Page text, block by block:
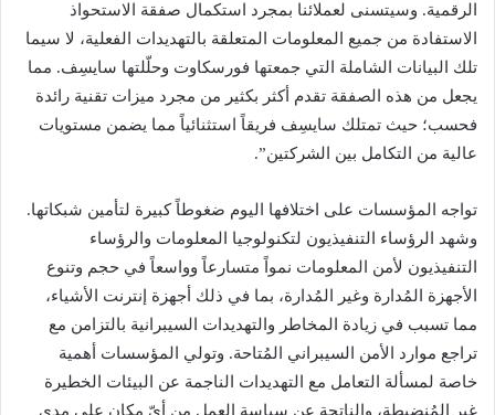
الرقمية. وسيتسنى لعملائنا بمجرد استكمال صفقة الاستحواذ
الاستفادة من جميع المعلومات المتعلقة بالتهديدات الفعلية، لا سيما
تلك البيانات الشاملة التي جمعتها فورسكاوت وحلّلتها سايسِف. مما
يجعل من هذه الصفقة تقدم أكثر بكثير من مجرد ميزات تقنية رائدة
فحسب؛ حيث تمتلك سايسِف فريقاً استثنائياً مما يضمن مستويات
عالية من التكامل بين الشركتين”.
تواجه المؤسسات على اختلافها اليوم ضغوطاً كبيرة لتأمين شبكاتها.
وشهد الرؤساء التنفيذيون لتكنولوجيا المعلومات والرؤساء
التنفيذيون لأمن المعلومات نمواً متسارعاً وواسعاً في حجم وتنوع
الأجهزة المُدارة وغير المُدارة، بما في ذلك أجهزة إنترنت الأشياء،
مما تسبب في زيادة المخاطر والتهديدات السيبرانية بالتزامن مع
تراجع موارد الأمن السيبراني المُتاحة. وتولي المؤسسات أهمية
خاصة لمسألة التعامل مع التهديدات الناجمة عن البيئات الخطيرة
غير المُنضبطة، والناتجة عن سياسة العمل من أيّ مكان على مدى